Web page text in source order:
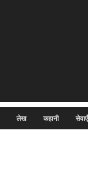
लेख कहानी सेवाएँ